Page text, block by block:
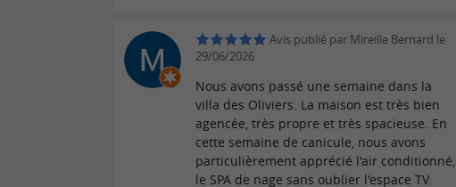
Avis publié par Mireille Bernard le
29/06/2026
Nous avons passé une semaine dans la
villa des Oliviers. La maison est très bien
agencée, très propre et très spacieuse. En
cette semaine de canicule, nous avons
particulièrement apprécié l'air conditionné,
le SPA de nage sans oublier l'espace TV.